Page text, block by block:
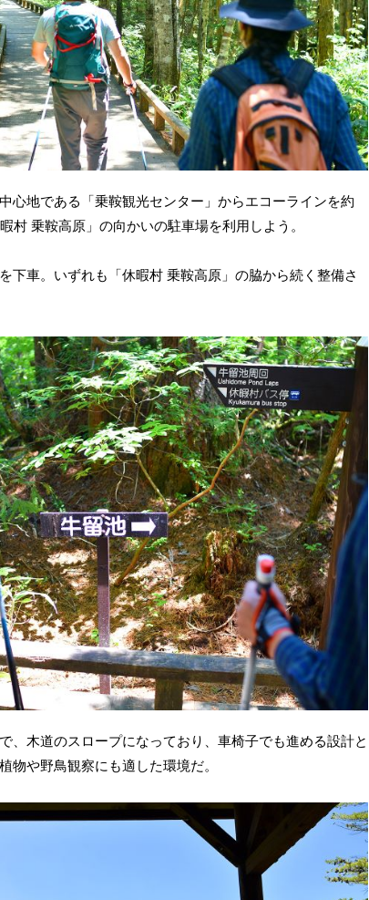
心地である「乗鞍観光センター」からエコーラインを約
村 乗鞍高原」の向かいの駐車場を利用しよう。
下車。いずれも「休暇村 乗鞍高原」の脇から続く整備さ
、木道のスロープになっており、車椅子でも進める設計と
物や野鳥観察にも適した環境だ。